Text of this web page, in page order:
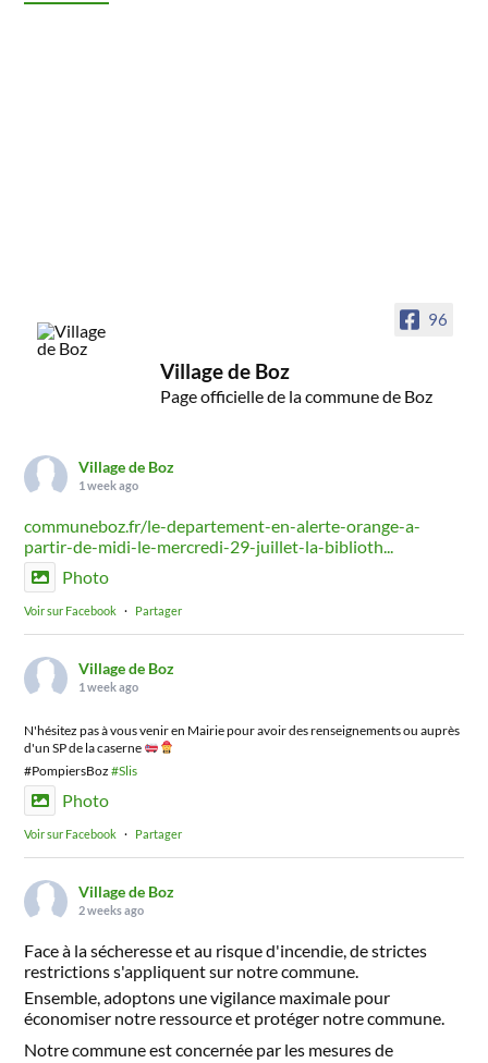
96
Village de Boz
Page officielle de la commune de Boz
Village de Boz
1 week ago
communeboz.fr/le-departement-en-alerte-orange-a-
partir-de-midi-le-mercredi-29-juillet-la-biblioth...
Photo
Voir sur Facebook · Partager
Village de Boz
1 week ago
N'hésitez pas à vous venir en Mairie pour avoir des renseignements ou auprès
d'un SP de la caserne
#PompiersBoz#Slis
Photo
Voir sur Facebook · Partager
Village de Boz
2 weeks ago
Face à la sécheresse et au risque d'incendie, de strictes
restrictions s'appliquent sur notre commune.
Ensemble, adoptons une vigilance maximale pour
économiser notre ressource et protéger notre commune.
Notre commune est concernée par les mesures de